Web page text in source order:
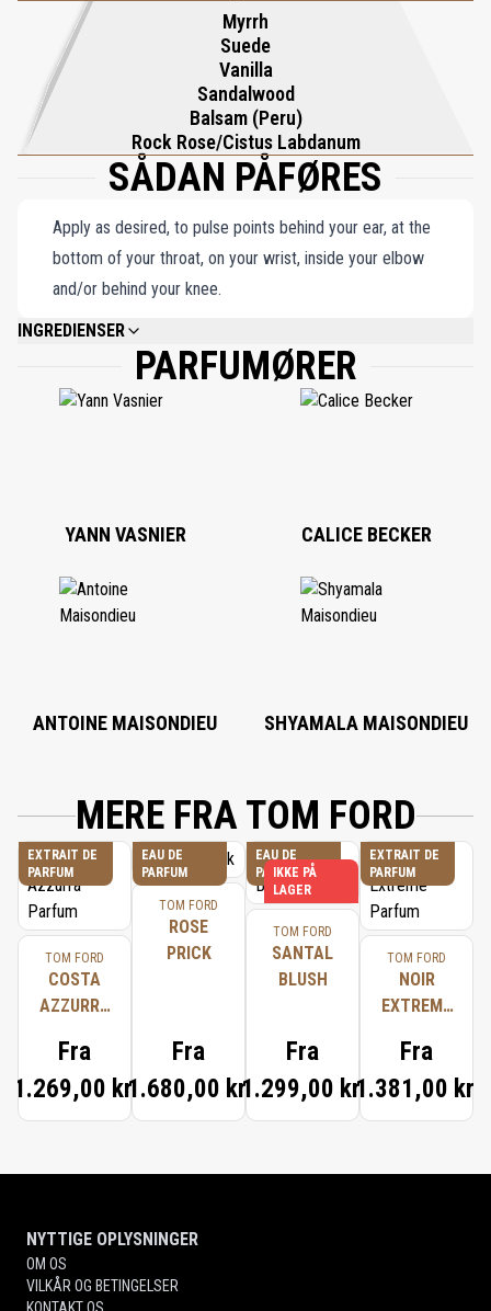
Myrrh
Suede
Vanilla
Sandalwood
Balsam (Peru)
Rock Rose/Cistus Labdanum
SÅDAN PÅFØRES
Apply as desired, to pulse points behind your ear, at the
bottom of your throat, on your wrist, inside your elbow
and/or behind your knee.
INGREDIENSER
ALCOHOL DENAT., WATER, FRAGRANCE, BENZYL SALICYLATE, LINALOOL,
HEXYL CINNAMAL, ALPHA-ISOMETHYL IONONE, HYDROXYCITRONELLAL,
BENZYL BENZOATE, GERANIOL, LIMONENE, COUMARIN, CINNAMYL
FURFURACEA (TREEMOSS) EXTRACT, BENZYL CINNAMATE.
PARFUMØRER
YANN VASNIER CALICE BECKER
ANTOINE MAISONDIEU SHYAMALA MAISONDIEU
MERE FRA TOM FORD
EXTRAIT DE
PARFUM
TOM FORD
COSTA
AZZURRA
Fra
1.269,00 kr.
EAU DE
PARFUM
TOM FORD
ROSE
PRICK
Fra
1.680,00 kr.
EAU DE
PARFUMIKKE PÅ
LAGER
TOM FORD
SANTAL
BLUSH
Fra
1.299,00 kr.
EXTRAIT DE
PARFUM
TOM FORD
NOIR
EXTREME
Fra
1.381,00 kr.
NYTTIGE OPLYSNINGER
OM OS
VILKÅR OG BETINGELSER